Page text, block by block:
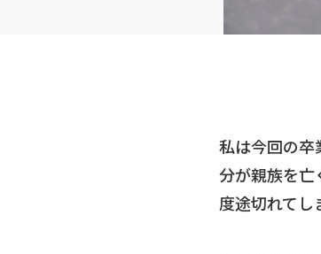
私は今回の卒
分が親族を亡
度途切れて